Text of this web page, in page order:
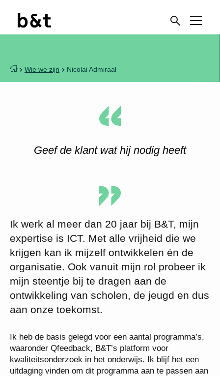
Wie we zijn Nicolai Admiraal
Geef de klant wat hij nodig heeft
Ik werk al meer dan 20 jaar bij B&T, mijn
expertise is ICT. Met alle vrijheid die we
krijgen kan ik mijzelf ontwikkelen én de
organisatie. Ook vanuit mijn rol probeer ik
mijn steentje bij te dragen aan de
ontwikkeling van scholen, de jeugd en dus
aan onze toekomst.
Ik heb de basis gelegd voor een aantal programma’s,
waaronder Qfeedback, B&T’s platform voor
kwaliteitsonderzoek in het onderwijs. Ik blijf het een
uitdaging vinden om dit programma aan te passen aan